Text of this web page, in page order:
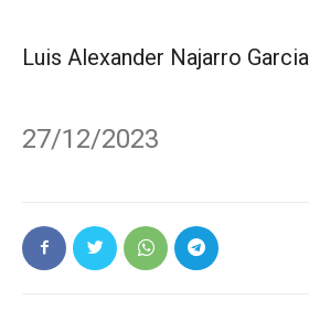
Luis Alexander Najarro Garcia
27/12/2023